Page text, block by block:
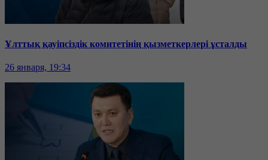
Ұлттық қауіпсіздік комитетінің қызметкерлері ұсталды
26 января, 19:34